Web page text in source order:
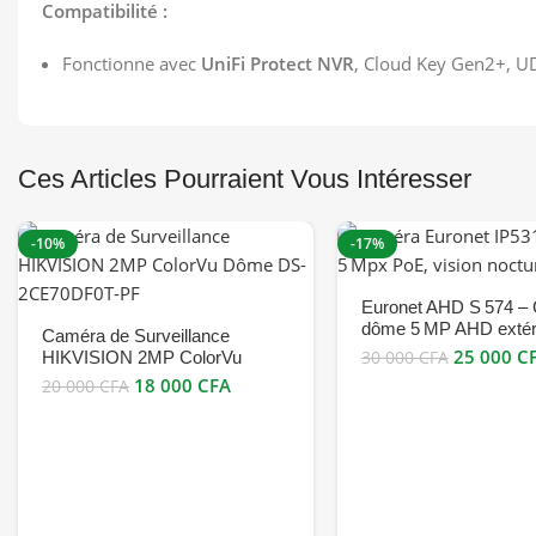
Compatibilité :
Fonctionne avec UniFi Protect NVR, Cloud Key Gen2+,
Ces Articles Pourraient Vous Intéresser
-10%
Caméra de Surveillance
HIKVISION 2MP ColorVu
Dôme DS-2CE70DF0T-PF –
20 000CFA 18 000 CFA
-17%
Euronet AHD S 574 –
dôme 5 MP AHD
bon prix
30 000CFA 25 000